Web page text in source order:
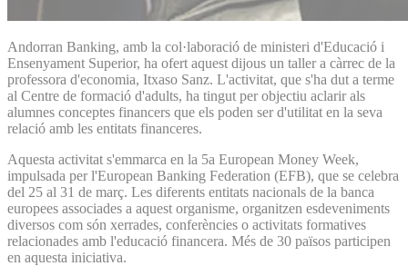
Andorran Banking, amb la col·laboració de ministeri d'Educació i
Ensenyament Superior, ha ofert aquest dijous un taller a càrrec de la
professora d'economia, Itxaso Sanz. L'activitat, que s'ha dut a terme
al Centre de formació d'adults, ha tingut per objectiu aclarir als
alumnes conceptes financers que els poden ser d'utilitat en la seva
relació amb les entitats financeres.
Aquesta activitat s'emmarca en la 5a European Money Week,
impulsada per l'European Banking Federation (EFB), que se celebra
del 25 al 31 de març. Les diferents entitats nacionals de la banca
europees associades a aquest organisme, organitzen esdeveniments
diversos com són xerrades, conferències o activitats formatives
relacionades amb l'educació financera. Més de 30 països participen
en aquesta iniciativa.